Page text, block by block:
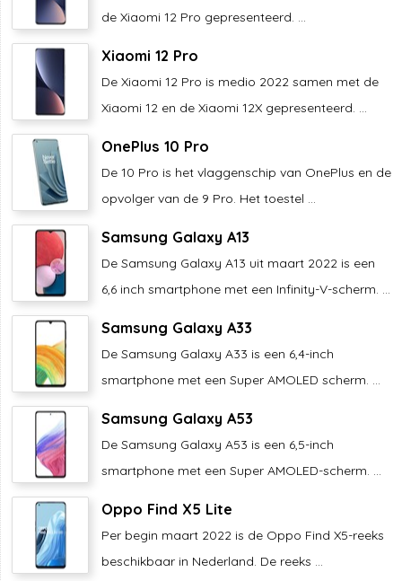
de Xiaomi 12 Pro gepresenteerd. ...
Xiaomi 12 Pro
De Xiaomi 12 Pro is medio 2022 samen met de
Xiaomi 12 en de Xiaomi 12X gepresenteerd. ...
OnePlus 10 Pro
De 10 Pro is het vlaggenschip van OnePlus en de
opvolger van de 9 Pro. Het toestel ...
Samsung Galaxy A13
De Samsung Galaxy A13 uit maart 2022 is een
6,6 inch smartphone met een Infinity-V-scherm. ...
Samsung Galaxy A33
De Samsung Galaxy A33 is een 6,4-inch
smartphone met een Super AMOLED scherm. ...
Samsung Galaxy A53
De Samsung Galaxy A53 is een 6,5-inch
smartphone met een Super AMOLED-scherm. ...
Oppo Find X5 Lite
Per begin maart 2022 is de Oppo Find X5-reeks
beschikbaar in Nederland. De reeks ...